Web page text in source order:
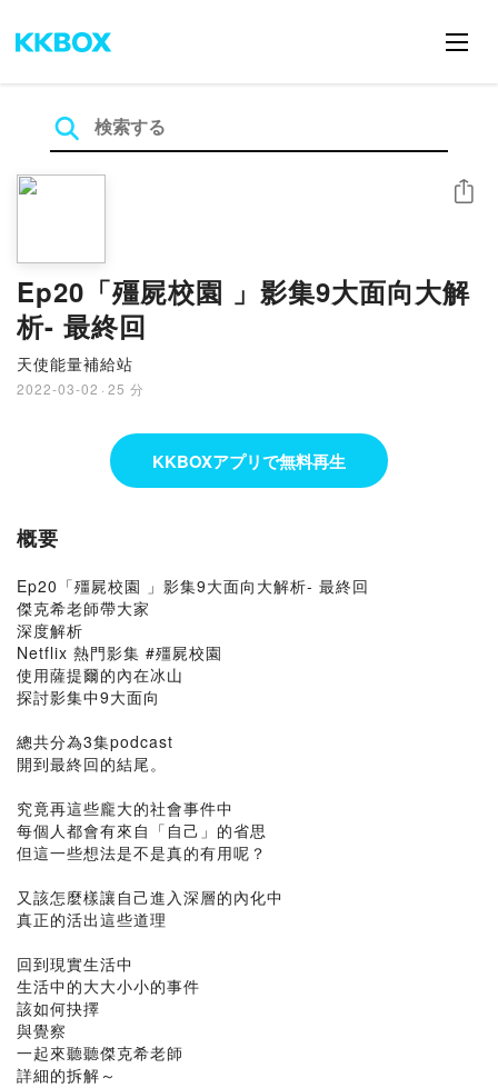
Ep20「殭屍校園 」影集9大面向大解
析- 最終回
天使能量補給站
2022-03-02 · 25 分
シェア
KKBOXアプリで無料再生
概要
Ep20「殭屍校園 」影集9大面向大解析- 最終回
傑克希老師帶大家
深度解析
Netflix 熱門影集 #殭屍校園
使用薩提爾的內在冰山
探討影集中9大面向
總共分為3集podcast
開到最終回的結尾。
究竟再這些龐大的社會事件中
每個人都會有來自「自己」的省思
但這一些想法是不是真的有用呢？
又該怎麼樣讓自己進入深層的內化中
真正的活出這些道理
回到現實生活中
生活中的大大小小的事件
該如何抉擇
與覺察
一起來聽聽傑克希老師
詳細的拆解～